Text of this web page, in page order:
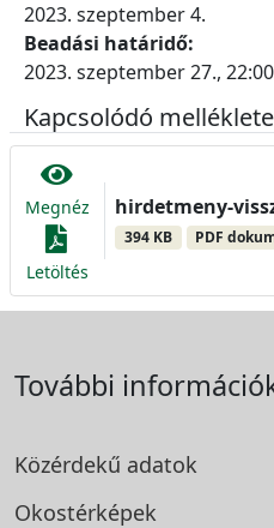
2023. szeptember 4.
Beadási határidő:
2023. szeptember 27., 22:00
Kapcsolódó
Megnéz
Letöltés
hirdetmeny-
394 KB PDF
További
Közérdekű adatok
Okostérképek